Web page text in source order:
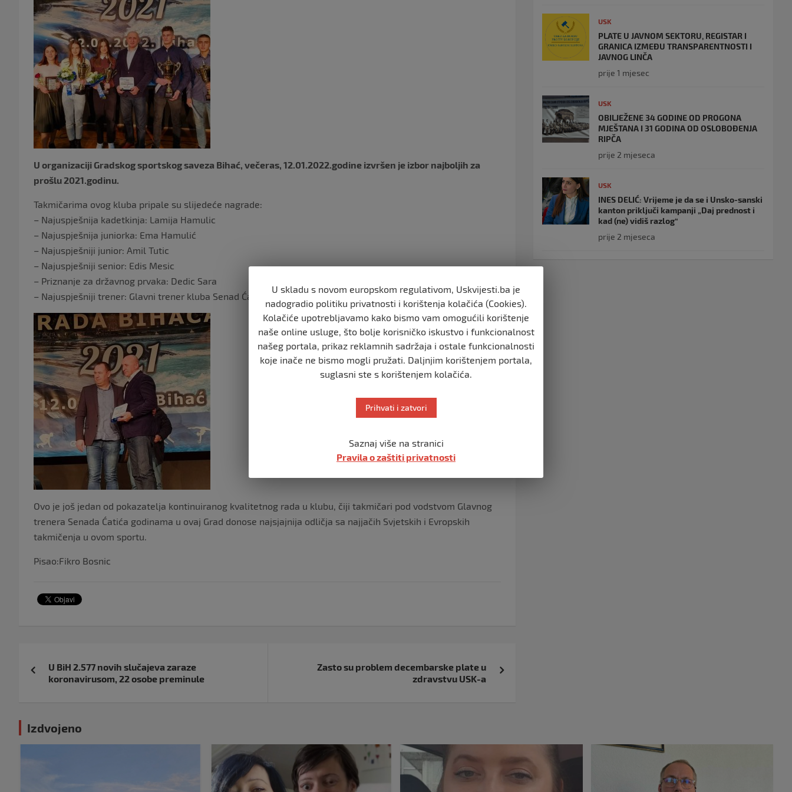
U organizaciji Gradskog sportskog saveza Bihać, večeras, 12.01.2022.godine izvršen je izbor najboljih za
prošlu 2021.godinu.
Takmičarima ovog kluba pripale su slijedeće nagrade:
– Najuspješnija kadetkinja: Lamija Hamulic
– Najuspješnija juniorka: Ema Hamulić
– Najuspješniji junior: Amil Tutic
– Najuspješniji senior: Edis Mesic
– Priznanje za državnog prvaka: Dedic Sara
– Najuspješniji trener: Glavni trener kluba Senad Ćatić
Ovo je još jedan od pokazatelja kontinuiranog kvalitetnog rada u klubu, čiji takmičari pod vodstvom Glavnog
trenera Senada Ćatića godinama u ovaj Grad donose najsjajnija odličja sa najjačih Svjetskih i Evropskih
takmičenja u ovom sportu.
Pisao:Fikro Bosnic
objava
U BiH 2.577 novih slučajeva zaraze
koronavirusom, 22 osobe preminule
Zasto su problem decembarske plate u
zdravstvu USK-a
USK
PLATE U JAVNOM SEKTORU, REGISTAR I
GRANICA IZMEĐU TRANSPARENTNOSTI I
JAVNOG LINČA
prije 1 mjesec
USK
OBILJEŽENE 34 GODINE OD PROGONA
MJEŠTANA I 31 GODINA OD OSLOBOĐENJA
RIPČA
prije 2 mjeseca
USK
INES DELIĆ: Vrijeme je da se i Unsko-sanski
kanton priključi kampanji „Daj prednost i
kad (ne) vidiš razlog“
prije 2 mjeseca
Izdvojeno
U skladu s novom europskom regulativom, Uskvijesti.ba je
nadogradio politiku privatnosti i korištenja kolačića (Cookies).
Kolačiće upotrebljavamo kako bismo vam omogućili korištenje
naše online usluge, što bolje korisničko iskustvo i funkcionalnost
našeg portala, prikaz reklamnih sadržaja i ostale funkcionalnosti
koje inače ne bismo mogli pružati. Daljnjim korištenjem portala,
suglasni ste s korištenjem kolačića.
Prihvati i zatvori
Saznaj više na stranici
Pravila o zaštiti privatnosti